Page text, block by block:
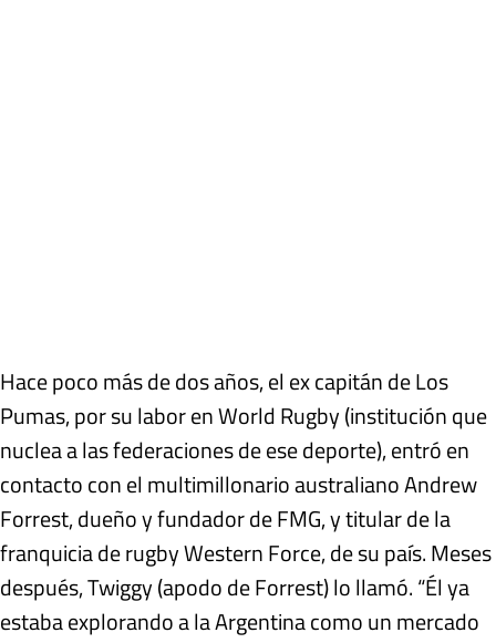
Hace poco más de dos años, el ex capitán de Los
Pumas, por su labor en World Rugby (institución que
nuclea a las federaciones de ese deporte), entró en
contacto con el multimillonario australiano Andrew
Forrest, dueño y fundador de FMG, y titular de la
franquicia de rugby Western Force, de su país. Meses
después, Twiggy (apodo de Forrest) lo llamó. “Él ya
estaba explorando a la Argentina como un mercado